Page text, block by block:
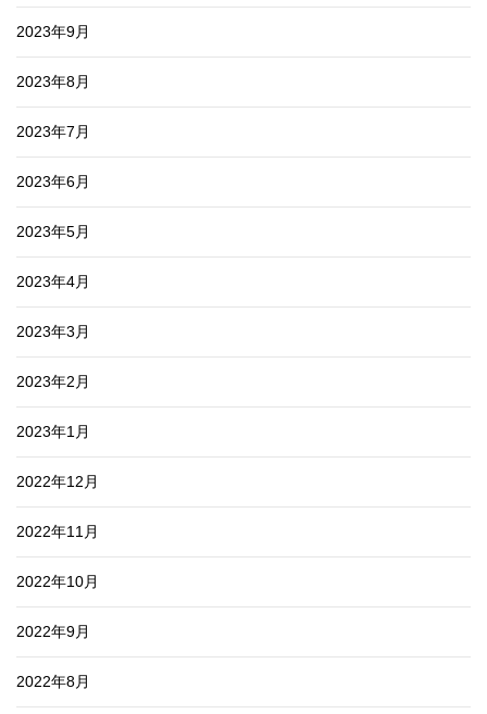
2023年9月
2023年8月
2023年7月
2023年6月
2023年5月
2023年4月
2023年3月
2023年2月
2023年1月
2022年12月
2022年11月
2022年10月
2022年9月
2022年8月